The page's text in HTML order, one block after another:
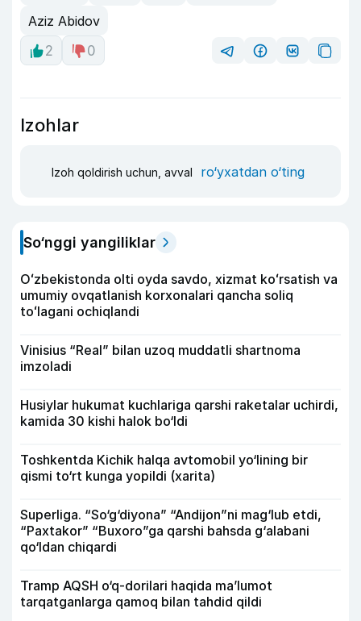
Aziz Abidov
2
0
Izohlar
Izoh qoldirish uchun, avval ro‘yxatdan o‘ting
So‘nggi yangiliklar
Oʻzbekistonda olti oyda savdo, xizmat koʻrsatish va
umumiy ovqatlanish korxonalari qancha soliq
toʻlagani ochiqlandi
Vinisius “Real” bilan uzoq muddatli shartnoma
imzoladi
Husiylar hukumat kuchlariga qarshi raketalar uchirdi,
kamida 30 kishi halok bo‘ldi
Toshkentda Kichik halqa avtomobil yo‘lining bir
qismi to‘rt kunga yopildi (xarita)
Superliga. “So‘g‘diyona” “Andijon”ni mag‘lub etdi,
“Paxtakor” “Buxoro”ga qarshi bahsda g‘alabani
qo‘ldan chiqardi
Tramp AQSH o‘q-dorilari haqida ma’lumot
tarqatganlarga qamoq bilan tahdid qildi